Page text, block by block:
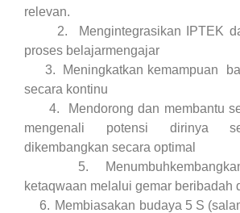
relevan.
2.
Mengintegrasikan
IPTEK
proses belajarmengajar
3.
Meningkatkan kemampuan ba
secara kontinu
4.
Mendorong dan membantu
mengenali potensi dirinya
dikembangkan secara optimal
5.
ketaqwaan melalui gemar beribadah
6. Membiasakan budaya 5 S